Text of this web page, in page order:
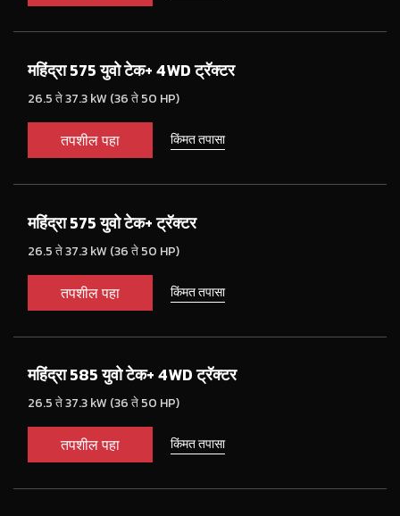
महिंद्रा 575 युवो टेक+ 4WD ट्रॅक्टर
26.5 ते 37.3 kW (36 ते 50 HP)
तपशील पहा किंमत तपासा
महिंद्रा 575 युवो टेक+ ट्रॅक्टर
26.5 ते 37.3 kW (36 ते 50 HP)
तपशील पहा किंमत तपासा
महिंद्रा 585 युवो टेक+ 4WD ट्रॅक्टर
26.5 ते 37.3 kW (36 ते 50 HP)
तपशील पहा किंमत तपासा